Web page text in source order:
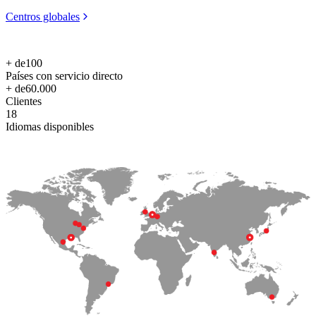
Centros globales
+ de100
Países con servicio directo
+ de60.000
Clientes
18
Idiomas disponibles